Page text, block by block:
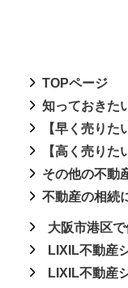
TOPページ
知っておきた
【早く売りた
【高く売りた
その他の不動
不動産の相続
大阪市港区
LIXIL不動産
LIXIL不動産